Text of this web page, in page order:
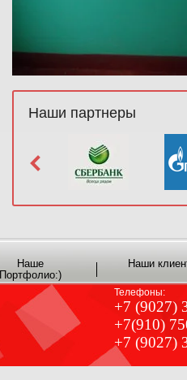
Наши партнеры
Телефоны:
+7 (9027)
+7(910)
+7 (9027)
Наше
Портфолио:)
Наши